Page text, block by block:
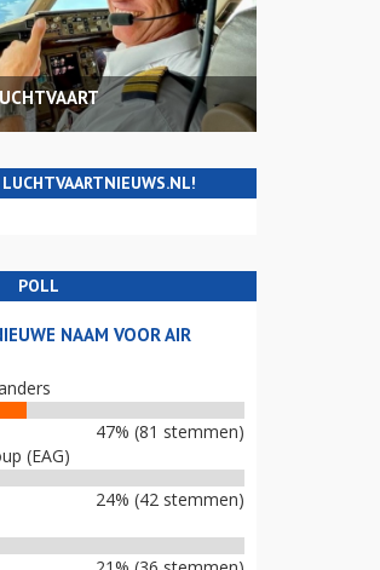
POLL
NAAM VOOR AIR
47% (81 stemmen)
(EAG)
24% (42 stemmen)